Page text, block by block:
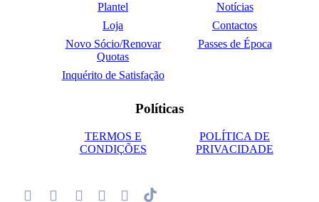
Plantel
Notícias
Loja
Contactos
Novo Sócio/Renovar
Quotas
Passes de Época
Inquérito de Satisfação
Políticas
TERMOS E
CONDIÇÕES
POLÍTICA DE
PRIVACIDADE